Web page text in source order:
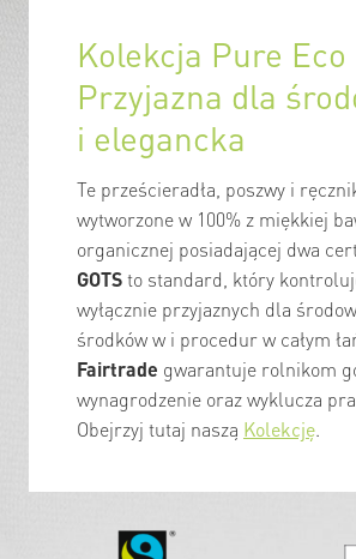
Kolekcja Pure Eco
Przyjazna dla
i elegancka
Te prześcieradła, poszwy i
wytworzone w 100% z miękkiej
organicznej posiadającej dwa
GOTSto standard, który
wyłącznie przyjaznych dla
środków w i procedur w całym
Fairtrade gwarantuje rolnikom
wynagrodzenie oraz wyklucza
Obejrzyj tutaj naszą Kolekcję.